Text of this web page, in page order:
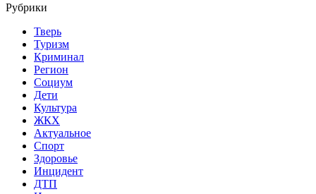
Рубрики
Тверь
Туризм
Криминал
Регион
Социум
Дети
Культура
ЖКХ
Актуальное
Спорт
Здоровье
Инцидент
ДТП